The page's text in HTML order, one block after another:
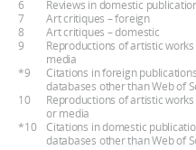
6
Reviews in domestic
7
Art critiques – foreign
8
Art critiques – domestic
9
Reproductions of artistic
media
*9
Citations in foreign
databases other than Web of
10
Reproductions of artistic
or media
*10
Citations in domestic
databases other than Web of